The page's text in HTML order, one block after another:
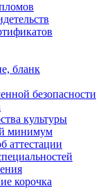
бланк
безопасности
культуры
минимум
аттестации
корочка